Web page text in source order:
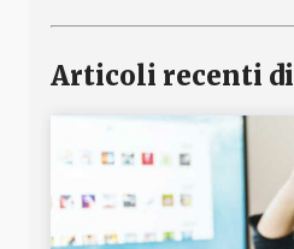
Articoli recenti di